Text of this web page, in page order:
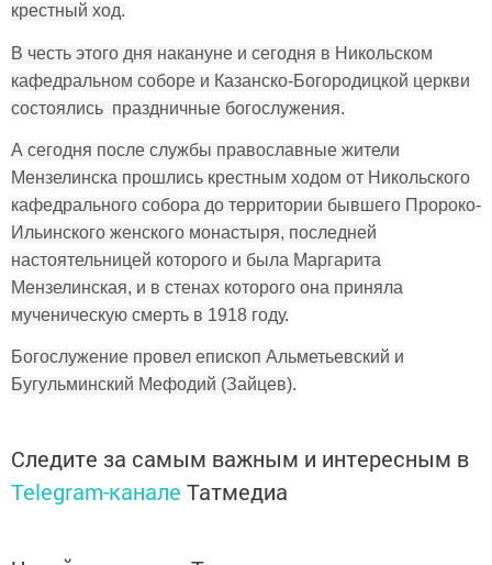
крестный ход.
В честь этого дня накануне и сегодня в Никольском
кафедральном соборе и Казанско-Богородицкой церкви
состоялись праздничные богослужения.
А сегодня после службы православные жители
Мензелинска прошлись крестным ходом от Никольского
кафедрального собора до территории бывшего Пророко-
Ильинского женского монастыря, последней
настоятельницей которого и была Маргарита
Мензелинская, и в стенах которого она приняла
мученическую смерть в 1918 году.
Богослужение провел епископ Альметьевский и
Бугульминский Мефодий (Зайцев).
Следите за самым важным и интересным в
Telegram-канале Татмедиа